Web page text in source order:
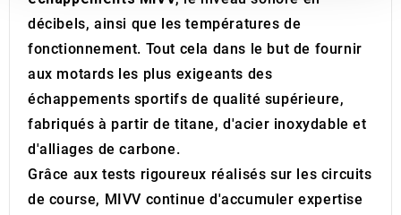
may combine it with other information that you’ve
provided to them or that they’ve collected from your use
of their services.
décibels, ainsi que les températures de
fonctionnement. Tout cela dans le but de fournir
aux motards les plus exigeants des
échappements sportifs de qualité supérieure,
fabriqués à partir de titane, d'acier inoxydable et
d'alliages de carbone.
Grâce aux tests rigoureux réalisés sur les circuits
de course, MIVV continue d'accumuler expertise